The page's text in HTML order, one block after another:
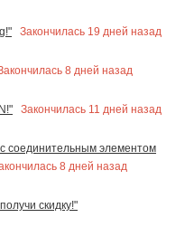
Закончилась 19 дней назад
8 дней назад
Закончилась 11 дней назад
соединительным элементом
8 дней назад
скидку!"